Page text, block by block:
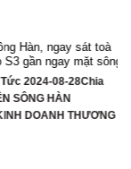
Hàn, ngay sát toà
gần ngay mặt sông
2024-08-28Chia
HÀN
DOANH THƯƠNG